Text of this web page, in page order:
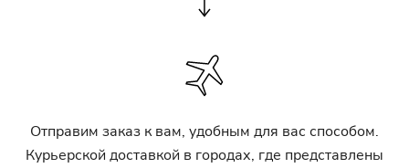
Отправим заказ к вам, удобным для вас способом.
Курьерской доставкой в городах, где представлены